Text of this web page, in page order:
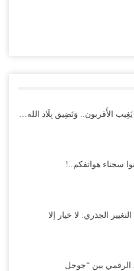
سباق بين طارق والإصلاح
الأَقربون.. وَتَضِيق بِلَاد الله…
سجناء هواتفكم..!
الجذري: لا خيار إلا
الرقمي بين “جوجل